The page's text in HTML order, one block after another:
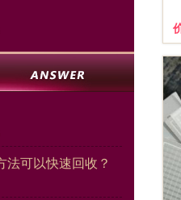
可以快速回收？